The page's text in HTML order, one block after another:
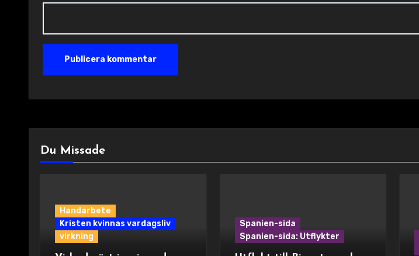
Du Missade
Handarbete
Kristen kvinnas vardagsliv
virkning
Spanien-sida
Spanien-sida: Utflykter